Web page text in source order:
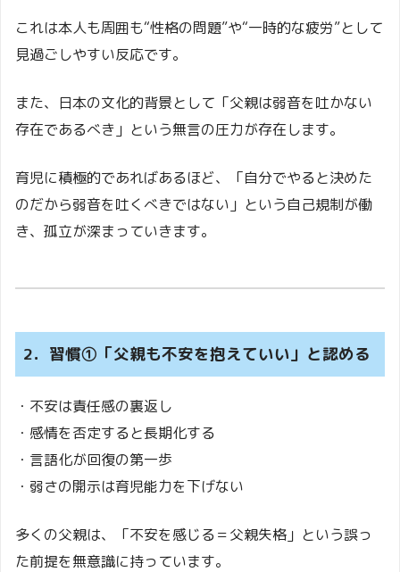
これは本人も周囲も“性格の問題”や“一時的な疲労”として
見過ごしやすい反応です。
また、日本の文化的背景として「父親は弱音を吐かない
存在であるべき」という無言の圧力が存在します。
育児に積極的であればあるほど、「自分でやると決めた
のだから弱音を吐くべきではない」という自己規制が働
き、孤立が深まっていきます。
2．習慣①「父親も不安を抱えていい」と認める
・不安は責任感の裏返し
・感情を否定すると長期化する
・言語化が回復の第一歩
・弱さの開示は育児能力を下げない
多くの父親は、「不安を感じる＝父親失格」という誤っ
た前提を無意識に持っています。